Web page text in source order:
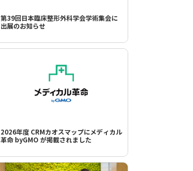
第39回日本臨床整形外科学会学術集会に
出展のお知らせ
2026年度 CRMカオスマップにメディカル
革命 byGMO が掲載されました